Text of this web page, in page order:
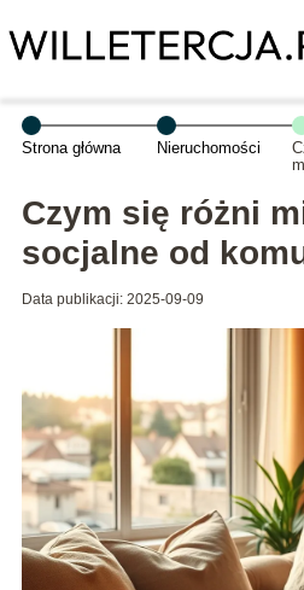
Strona główna Nieruchomości
Czym się różni
socjalne od
Data publikacji: 2025-09-09